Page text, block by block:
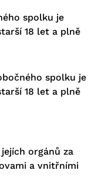
spolku je
18 let a plně
spolku je
18 let a plně
orgánů za
a vnitřními